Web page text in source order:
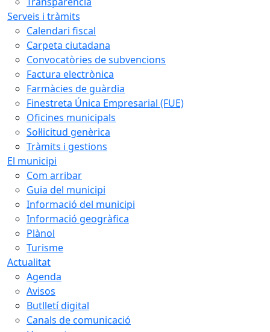
Serveis i tràmits
Calendari fiscal
Carpeta ciutadana
Convocatòries de subvencions
Factura electrònica
Farmàcies de guàrdia
Finestreta Única Empresarial (FUE)
Oficines municipals
Sol·licitud genèrica
Tràmits i gestions
El municipi
Com arribar
Guia del municipi
Informació del municipi
Informació geogràfica
Plànol
Turisme
Actualitat
Agenda
Avisos
Butlletí digital
Canals de comunicació